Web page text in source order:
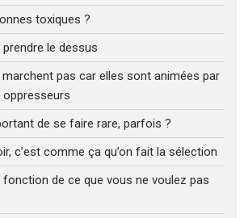
toxiques ?
le dessus
pas car elles sont animées par
de se faire rare, parfois ?
c’est comme ça qu’on fait la sélection
de ce que vous ne voulez pas